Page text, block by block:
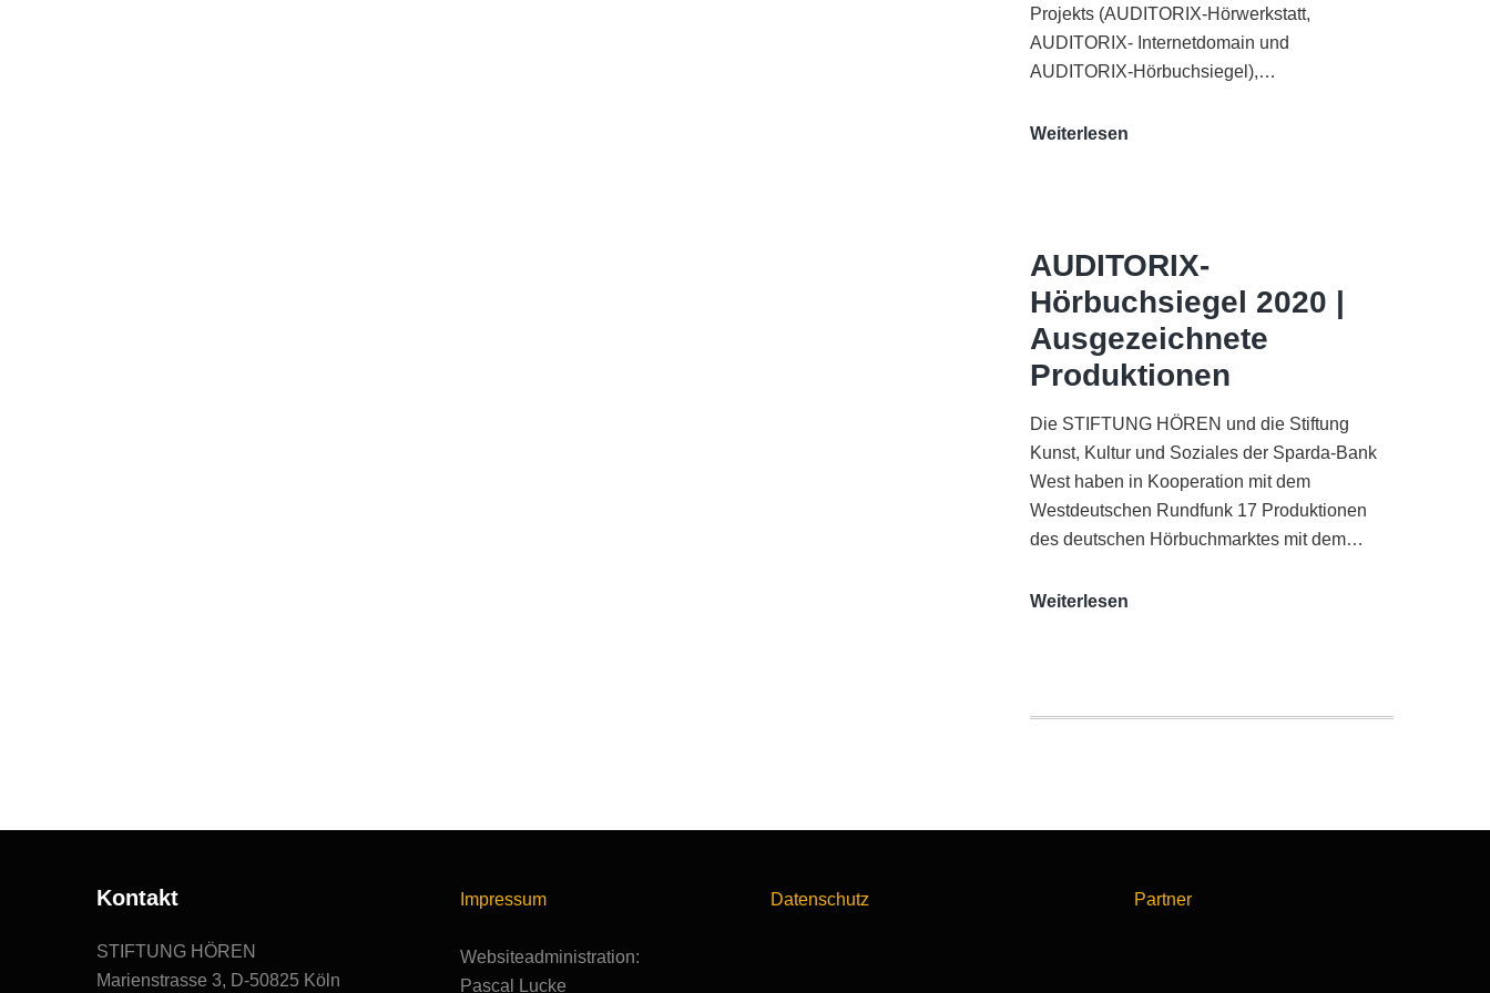
Projekts (AUDITORIX-Hörwerkstatt,
AUDITORIX- Internetdomain und
AUDITORIX-Hörbuchsiegel),…
Weiterlesen
Funkhaus
Köln
AUDITORIX-
Hörbuchsiegel 2020 |
Ausgezeichnete
Produktionen
Die STIFTUNG HÖREN und die Stiftung
Kunst, Kultur und Soziales der Sparda-Bank
West haben in Kooperation mit dem
Westdeutschen Rundfunk 17 Produktionen
des deutschen Hörbuchmarktes mit dem…
Weiterlesen
Ausgezeichnete
Kontakt
STIFTUNG HÖREN
Marienstrasse 3, D-50825 Köln
Impressum
Websiteadministration:
Pascal Lucke
Datenschutz Partner